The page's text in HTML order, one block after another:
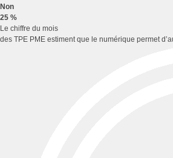
Non
25 %
Le chiffre du mois
des TPE PME estiment que le numérique permet